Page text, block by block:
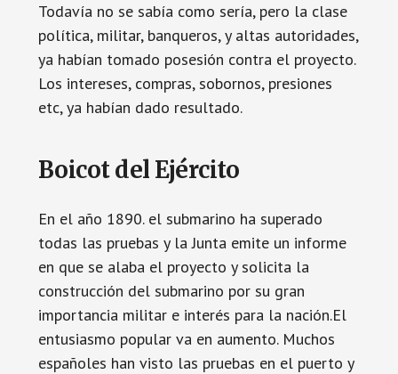
Todavía no se sabía como sería, pero la clase
política, militar, banqueros, y altas autoridades,
ya habían tomado posesión contra el proyecto.
Los intereses, compras, sobornos, presiones
etc, ya habían dado resultado.
Boicot del Ejército
En el año 1890. el submarino ha superado
todas las pruebas y la Junta emite un informe
en que se alaba el proyecto y solicita la
construcción del submarino por su gran
importancia militar e interés para la nación.El
entusiasmo popular va en aumento. Muchos
españoles han visto las pruebas en el puerto y